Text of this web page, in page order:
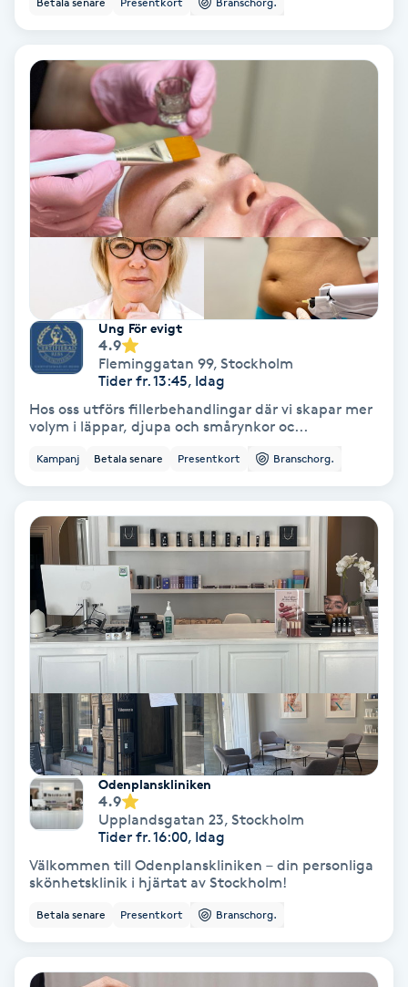
Babylights
Balayage
Bambumassage
Barnklippning
BIAB
Brynfärgning
Brynplockning
Bröllopsuppsättning
Celluliter
Coachning
Color correction
Cryoterapi
Ung För evigt
4.9
Fleminggatan 99, Stockholm
Tider fr. 13:45, Idag
Hos oss utförs fillerbehandlingar där vi skapar mer
volym i läppar, djupa och smårynkor oc...
Kampanj Betala senare Presentkort Branschorg.
Odenplanskliniken
4.9
Upplandsgatan 23, Stockholm
Tider fr. 16:00, Idag
Välkommen till Odenplanskliniken – din personliga
skönhetsklinik i hjärtat av Stockholm!
Betala senare Presentkort Branschorg.